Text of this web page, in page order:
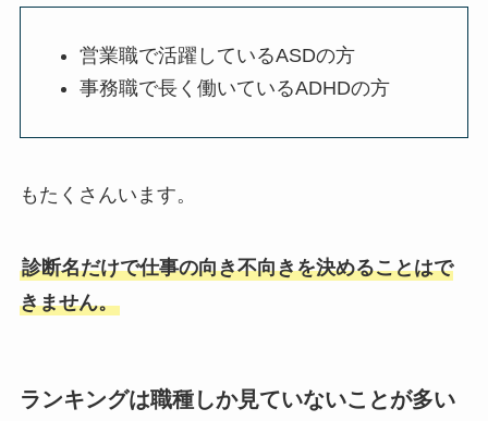
営業職で活躍しているASDの方
事務職で長く働いているADHDの方
もたくさんいます。
診断名だけで仕事の向き不向きを決めることはで
きません。
ランキングは職種しか見ていないことが多い